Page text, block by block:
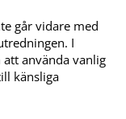
går vidare med
I
använda vanlig
känsliga